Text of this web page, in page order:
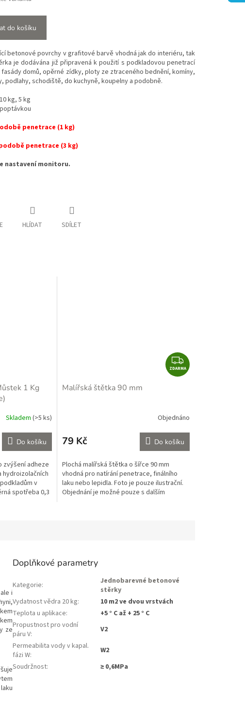
do košíku
betonové povrchy v grafitové barvě vhodná jak do interiéru, tak
je dodávána již připravená k použití s podkladovou penetrací
fasády domů, opěrné zídky, ploty ze ztraceného bednění, komíny,
podlahy, schodiště, do kuchyně, koupelny a podobně.
kg, 5 kg
penetrace (1 kg)
penetrace (3 kg)
nastavení monitoru.
HLÍDAT SDÍLET
1 Kg
Skladem (>5 ks)
Do košíku
zvýšení adheze
v
spotřeba 0,3
Z
D
A
ZDARMA
Malířská štětka 90 mm
Objednáno
79 Kč Do košíku
Plochá malířská štětka o šířce 90 mm
vhodná pro natírání penetrace, finálního
laku nebo lepidla. Foto je pouze ilustrační.
Objednání je možné pouze s dalším
i
ze
Doplňkové parametry
Kategorie:
Jednobarevné betonové
stěrky
Vydatnost vědra 20 kg:
10 m2 ve dvou vrstvách
Teplota u aplikace:
+5 ° C až + 25 ° C
Propustnost pro vodní
páru V:
V2
Permeabilita vody v kapal.
fázi W:
W2
Soudržnost: ≥ 0,6MPa